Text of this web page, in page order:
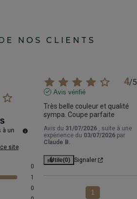
NOS CLIENTS
à un
site
0
1
0
4/5
Avis vérifié
Très belle couleur et qualité
sympa. Coupe parfaite
Avis du 31/07/2026 , suite à une
expérience du 03/07/2026 par
Claude B.
Utile(0) Signaler
1